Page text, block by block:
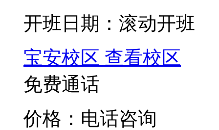
开班日期：滚动开班
宝安校区 查看校区
免费通话
价格：电话咨询